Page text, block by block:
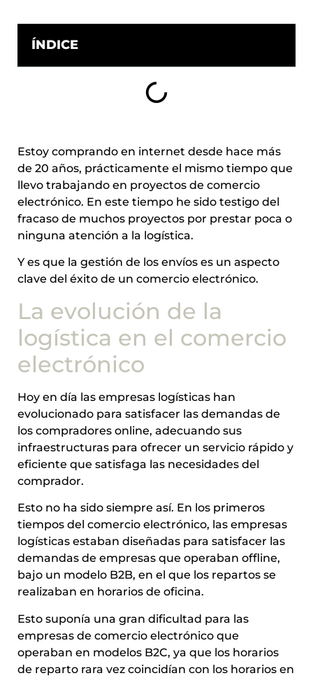
ÍNDICE
Estoy comprando en internet desde hace más
de 20 años, prácticamente el mismo tiempo que
llevo trabajando en proyectos de comercio
electrónico. En este tiempo he sido testigo del
fracaso de muchos proyectos por prestar poca o
ninguna atención a la logística.
Y es que la gestión de los envíos es un aspecto
clave del éxito de un comercio electrónico.
La evolución de la
logística en el comercio
electrónico
Hoy en día las empresas logísticas han
evolucionado para satisfacer las demandas de
los compradores online, adecuando sus
infraestructuras para ofrecer un servicio rápido y
eficiente que satisfaga las necesidades del
comprador.
Esto no ha sido siempre así. En los primeros
tiempos del comercio electrónico, las empresas
logísticas estaban diseñadas para satisfacer las
demandas de empresas que operaban offline,
bajo un modelo B2B, en el que los repartos se
realizaban en horarios de oficina.
Esto suponía una gran dificultad para las
empresas de comercio electrónico que
operaban en modelos B2C, ya que los horarios
de reparto rara vez coincidían con los horarios en